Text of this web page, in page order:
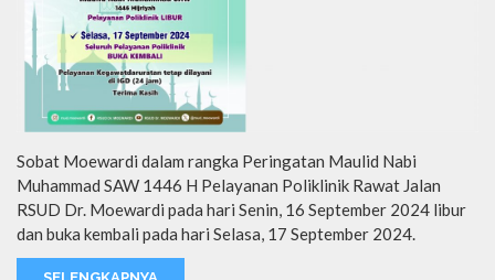
Sobat Moewardi dalam rangka Peringatan Maulid Nabi
Muhammad SAW 1446 H Pelayanan Poliklinik Rawat Jalan
RSUD Dr. Moewardi pada hari Senin, 16 September 2024 libur
dan buka kembali pada hari Selasa, 17 September 2024.